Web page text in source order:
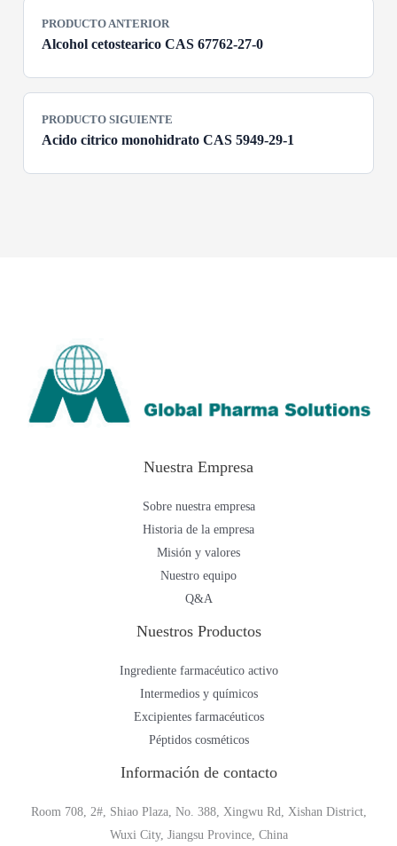
PRODUCTO ANTERIOR
Alcohol cetostearico CAS 67762-27-0
PRODUCTO SIGUIENTE
Acido citrico monohidrato CAS 5949-29-1
Nuestra Empresa
Sobre nuestra empresa
Historia de la empresa
Misión y valores
Nuestro equipo
Q&A
Nuestros Productos
Ingrediente farmacéutico activo
Intermedios y químicos
Excipientes farmacéuticos
Péptidos cosméticos
Información de contacto
Room 708, 2#, Shiao Plaza, No. 388, Xingwu Rd, Xishan District,
Wuxi City, Jiangsu Province, China